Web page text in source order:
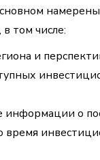
том числе:
и
информации о
время